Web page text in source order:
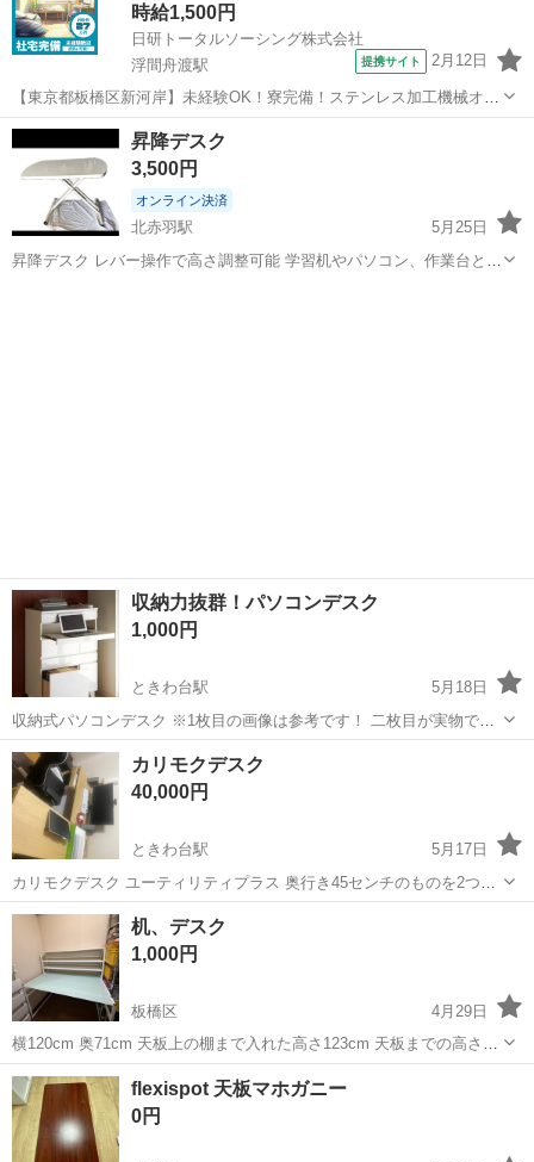
時給1,500円
日研トータルソーシング株式会社
浮間舟渡駅
提携サイト 2月12日
【東京都板橋区新河岸】未経験OK！寮完備！ステンレス加工機械オペ
レーター《お仕事No.5A139》 お仕事について ステンレス材料に対す
るシャーリング加工機・サンダーを使用した面取り加工、研磨機を使
用した表面研磨加工機械オ...
東京 板橋区 浮間舟渡駅
昇降デスク
3,500円
オンライン決済
北赤羽駅
5月25日
昇降デスク レバー操作で高さ調整可能 学習机やパソコン、作業台とし
収納力抜群！パソコンデスク
1,000円
ときわ台駅
5月18日
収納式パソコンデスク ※1枚目の画像は参考です！ 二枚目が実物です
収納力抜群のパソコンデスクです 使わないときはスッキリ収納できる
ため、省スペースでお部屋を有効活用できます。 ### **商品特徴** ✅
...
東京 板橋区 ときわ台駅
カリモクデスク
40,000円
ときわ台駅
5月17日
カリモクデスク ユーティリティプラス 奥行き45センチのものを2つ
（幅100と120）を組み合わせてL字にしてあります。 引き出しも別売
りで購入したものです。 トータルで12万以上はしたかと思います。
東京 板橋区 ときわ台駅
机、デスク
1,000円
板橋区
4月29日
横120cm 奥71cm 天板上の棚まで入れた高さ123cm 天板までの高さ
73cm 目立つ傷一箇所（写真参照） ネジ一つ欠損してますが使用上問
題ありませんでした。 （しっかり固定されます） 分解できます。 玄
関先...
東京 板橋区 テーブル デスク
flexispot 天板マホガニー
0円